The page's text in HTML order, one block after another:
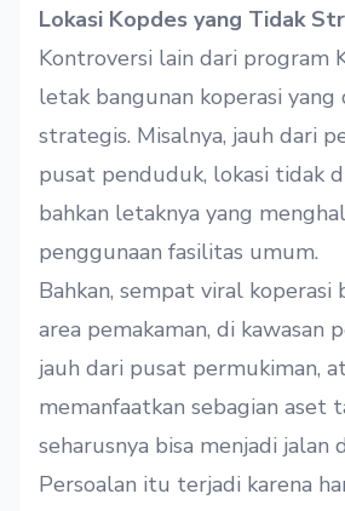
Lokasi Kopdes yang Tidak
Kontroversi lain dari program
letak bangunan koperasi
strategis. Misalnya, jauh dari
pusat penduduk, lokasi tidak
bahkan letaknya yang
penggunaan fasilitas umum.
Bahkan, sempat viral
area pemakaman, di kawasan
jauh dari pusat permukiman,
memanfaatkan sebagian aset
seharusnya bisa menjadi jalan
Persoalan itu terjadi karena